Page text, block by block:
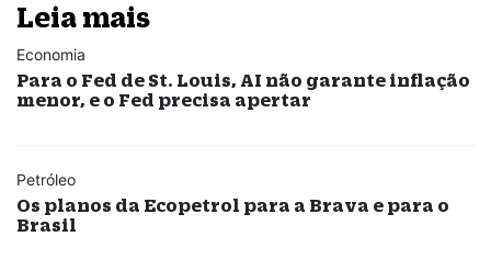
Leia mais
Economia
Para o Fed de St. Louis, AI não garante inflação
menor, e o Fed precisa apertar
Petróleo
Os planos da Ecopetrol para a Brava e para o
Brasil